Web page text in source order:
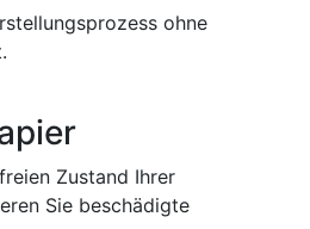
ohne
Zustand Ihrer
Sie beschädigte